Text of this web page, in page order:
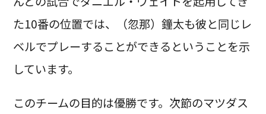
た10番の位置では、（忽那）鐘太も彼と同じレ
ベルでプレーすることができるということを示
しています。
このチームの目的は優勝です。次節のマツダス